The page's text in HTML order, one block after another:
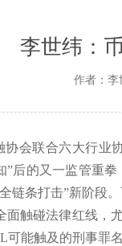
李世纬：
作者：李
协会联合六大行
”后的又一监管重
链条打击”新阶段
触碰法律红线，
能触及的刑事罪